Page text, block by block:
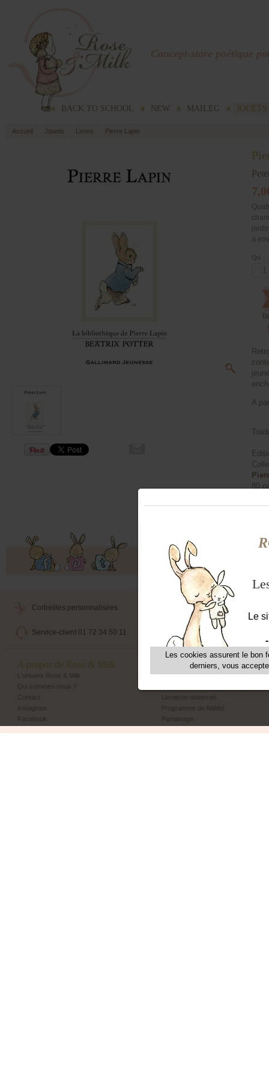
Concept-store poétique
BACK TO SCHOOL NEW MAILEG JOUETS
Accueil Jouets Livres Pierre Lapin
a
Qté :
A
80
Offres exclusives, ventes
Corbeilles personnalisées Livraison maternité
Service-client 01 72 34 50 11 Echange et retour simple
A propos de Rose & Milk
L'univers Rose & Milk
Qui sommes-nous ?
Contact
Instagram
Facebook
Les + Rose & Milk
Corbeilles Rose & Milk
Livraison maternité
Programme de fidélité
Parrainage